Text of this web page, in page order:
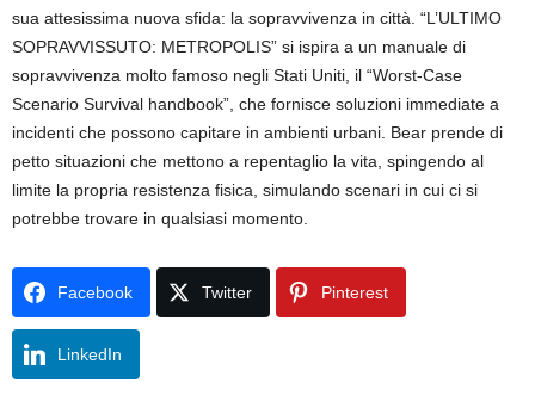
sua attesissima nuova sfida: la sopravvivenza in città. “L’ULTIMO
SOPRAVVISSUTO: METROPOLIS” si ispira a un manuale di
sopravvivenza molto famoso negli Stati Uniti, il “Worst-Case
Scenario Survival handbook”, che fornisce soluzioni immediate a
incidenti che possono capitare in ambienti urbani. Bear prende di
petto situazioni che mettono a repentaglio la vita, spingendo al
limite la propria resistenza fisica, simulando scenari in cui ci si
potrebbe trovare in qualsiasi momento.
Facebook Twitter Pinterest
LinkedIn